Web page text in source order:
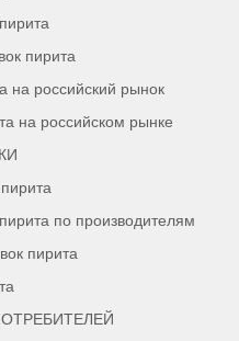
пирита
на российский рынок
на российском рынке
по производителям
пирита